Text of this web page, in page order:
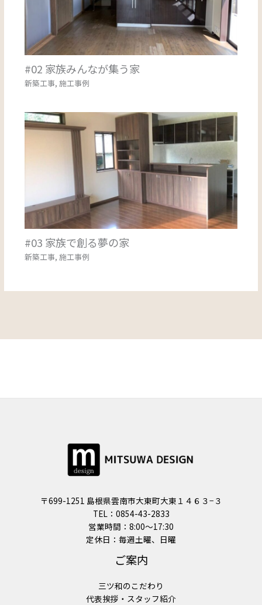
#02 家族みんなが集う家
新築工事, 施工事例
#03 家族で創る夢の家
新築工事, 施工事例
〒699-1251 島根県雲南市大東町大東１４６３−３
TEL：0854-43-2833
営業時間：8:00〜17:30
定休日：毎週土曜、日曜
ご案内
三ツ和のこだわり
代表挨拶・スタッフ紹介